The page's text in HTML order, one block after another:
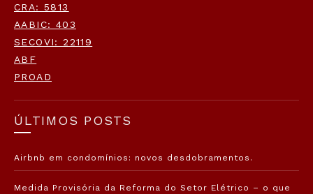
CRA: 5813
AABIC: 403
SECOVI: 22119
ABF
PROAD
ÚLTIMOS POSTS
Airbnb em condomínios: novos desdobramentos.
Medida Provisória da Reforma do Setor Elétrico – o que